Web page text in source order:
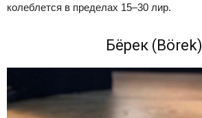
колеблется в пределах 15–30 лир.
Бёрек (Börek)